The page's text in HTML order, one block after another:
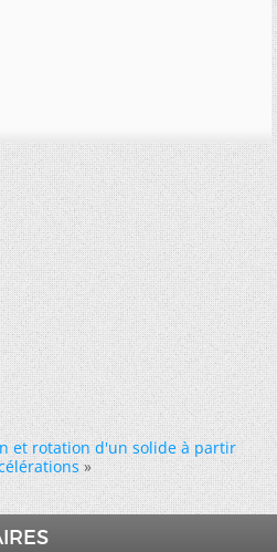
et rotation d'un solide à partir
»